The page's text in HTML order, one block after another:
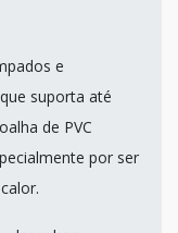
e
suporta até
de PVC
por ser